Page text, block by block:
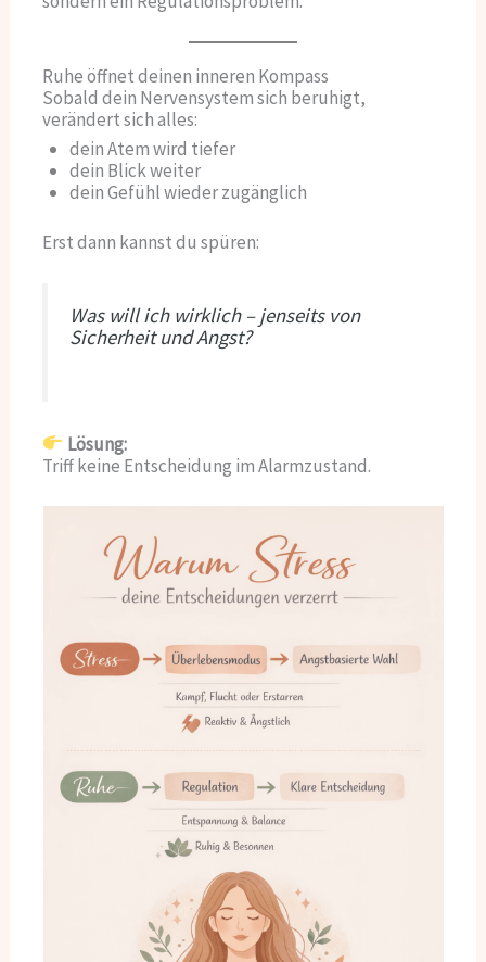
Ruhe öffnet deinen inneren Kompass
Sobald dein Nervensystem sich beruhigt,
verändert sich alles:
dein Atem wird tiefer
dein Blick weiter
dein Gefühl wieder zugänglich
Erst dann kannst du spüren:
Was will ich wirklich – jenseits von
Sicherheit und Angst?
Lösung:
Triff keine Entscheidung im Alarmzustand.